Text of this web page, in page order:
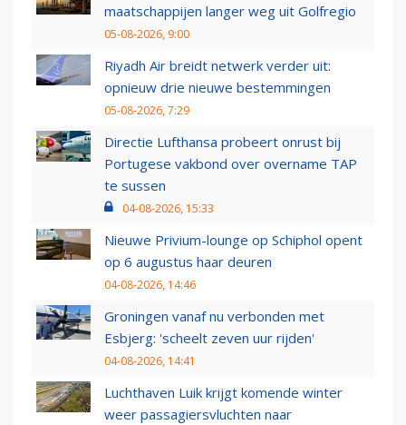
maatschappijen langer weg uit Golfregio
05-08-2026, 9:00
Riyadh Air breidt netwerk verder uit:
opnieuw drie nieuwe bestemmingen
05-08-2026, 7:29
Directie Lufthansa probeert onrust bij
Portugese vakbond over overname TAP
te sussen
04-08-2026, 15:33
Nieuwe Privium-lounge op Schiphol opent
op 6 augustus haar deuren
04-08-2026, 14:46
Groningen vanaf nu verbonden met
Esbjerg: 'scheelt zeven uur rijden'
04-08-2026, 14:41
Luchthaven Luik krijgt komende winter
weer passagiersvluchten naar